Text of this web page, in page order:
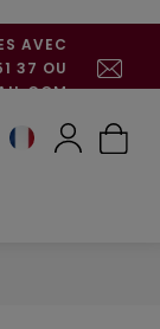
AVEC
37 OU